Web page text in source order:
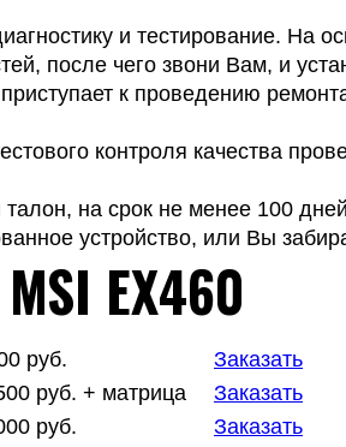
и тестирование. На
после чего звони Вам, и
к проведению
контроля качества
на срок не менее 100
устройство, или Вы
EX460
руб.
Заказать
руб. + матрица
Заказать
руб.
Заказать